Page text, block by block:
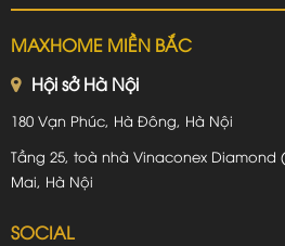
MAXHOME MIỀN BẮC
Hội sở Hà Nội
180 Vạn Phúc, Hà Đông, Hà Nội
Tầng 25, toà nhà Vinaconex Diamond
Mai, Hà Nội
SOCIAL